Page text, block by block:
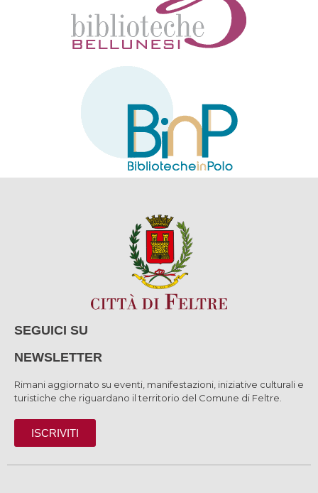
SEGUICI SU
NEWSLETTER
Rimani aggiornato su eventi, manifestazioni, iniziative culturali e
turistiche che riguardano il territorio del Comune di Feltre.
ISCRIVITI